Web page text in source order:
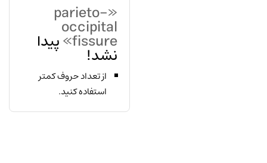
«parieto-
occipital
fissure» پیدا
نشد!
از تعداد حروف کمتر
استفاده کنید.